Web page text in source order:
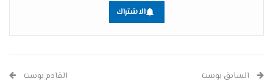
الاشتراك
السابق بوست القادم بوست